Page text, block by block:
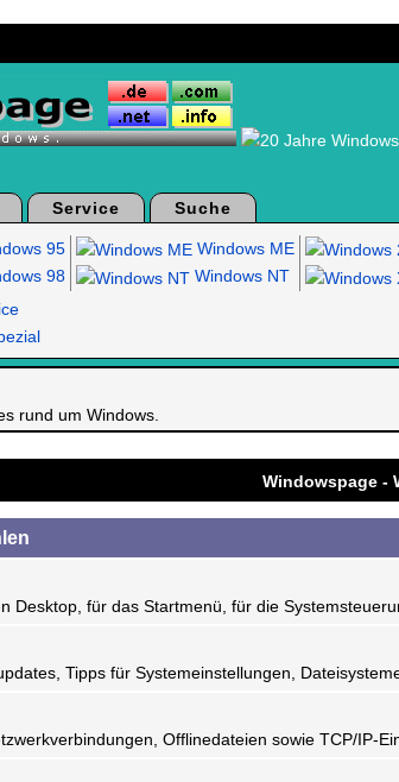
Service
Suche
95
98
Windows ME
Windows NT
rund um Windows.
Windowspage -
Desktop, für das Startmenü, für die
Tipps für Systemeinstellungen,
Offlinedateien sowie TCP/IP-